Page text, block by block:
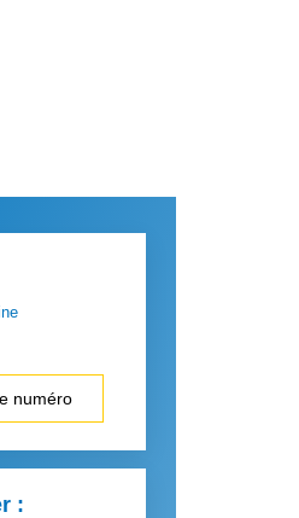
numéro
: